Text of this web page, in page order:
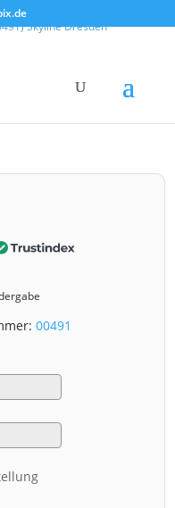
Skyline Dresden
00491